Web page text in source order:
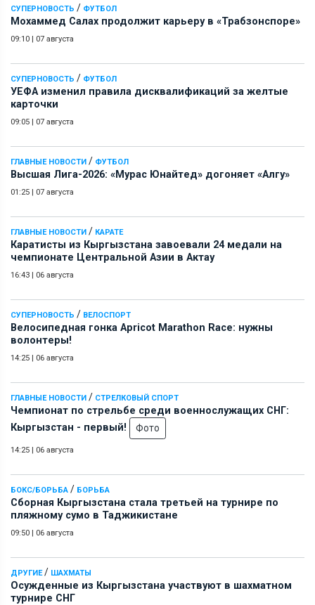
СУПЕРНОВОСТЬ / ФУТБОЛ
Мохаммед Салах продолжит карьеру в «Трабзонспоре»
09:10 | 07 августа
СУПЕРНОВОСТЬ / ФУТБОЛ
УЕФА изменил правила дисквалификаций за желтые
карточки
09:05 | 07 августа
ГЛАВНЫЕ НОВОСТИ / ФУТБОЛ
Высшая Лига-2026: «Мурас Юнайтед» догоняет «Алгу»
01:25 | 07 августа
ГЛАВНЫЕ НОВОСТИ / КАРАТЕ
Каратисты из Кыргызстана завоевали 24 медали на
чемпионате Центральной Азии в Актау
16:43 | 06 августа
СУПЕРНОВОСТЬ / ВЕЛОСПОРТ
Велосипедная гонка Apricot Marathon Race: нужны
волонтеры!
14:25 | 06 августа
ГЛАВНЫЕ НОВОСТИ / СТРЕЛКОВЫЙ СПОРТ
Чемпионат по стрельбе среди военнослужащих СНГ:
Кыргызстан - первый!
Фото
14:25 | 06 августа
БОКС/БОРЬБА / БОРЬБА
Сборная Кыргызстана стала третьей на турнире по
пляжному сумо в Таджикистане
09:50 | 06 августа
ДРУГИЕ/ ШАХМАТЫ
Осужденные из Кыргызстана участвуют в шахматном
турнире СНГ